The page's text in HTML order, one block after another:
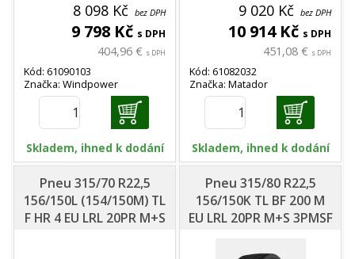
8 098 Kč bez DPH
9 798 Kč s DPH
404,96 € s DPH
Kód: 61090103
Značka: Windpower
Skladem, ihned k dodání
9 020 Kč bez DPH
10 914 Kč s DPH
451,08 € s DPH
Kód: 61082032
Značka: Matador
Skladem, ihned k dodání
Pneu 315/70 R22,5
156/150L (154/150M) TL
F HR 4 EU LRL 20PR M+S
Pneu 315/80 R22,5
156/150K TL BF 200 M
EU LRL 20PR M+S 3PMSF